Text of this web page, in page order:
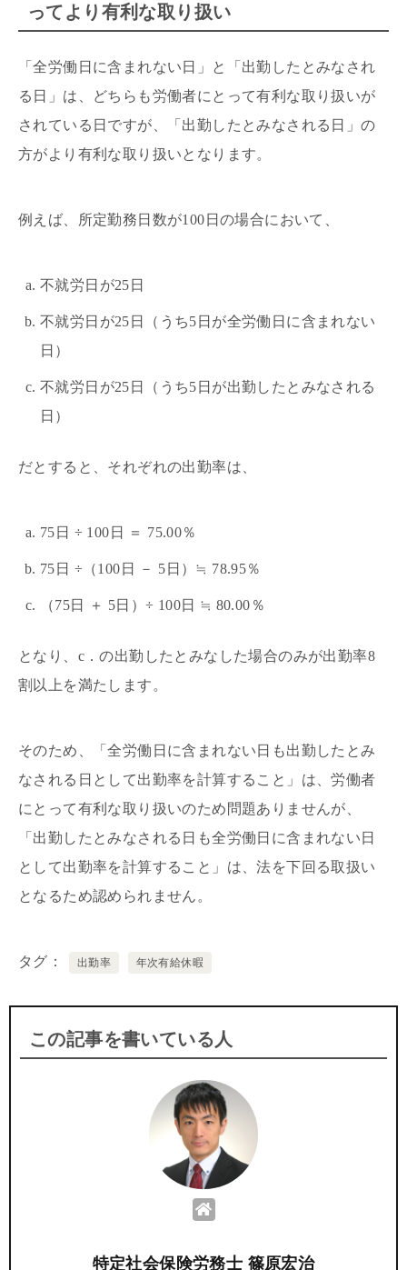
ってより有利な取り扱い
「全労働日に含まれない日」と「出勤したとみなされ
る日」は、どちらも労働者にとって有利な取り扱いが
されている日ですが、「出勤したとみなされる日」の
方がより有利な取り扱いとなります。
例えば、所定勤務日数が100日の場合において、
不就労日が25日
不就労日が25日（うち5日が全労働日に含まれない
日）
不就労日が25日（うち5日が出勤したとみなされる
日）
だとすると、それぞれの出勤率は、
75日 ÷ 100日 ＝ 75.00％
75日 ÷（100日 － 5日）≒ 78.95％
（75日 ＋ 5日）÷ 100日 ≒ 80.00％
となり、c．の出勤したとみなした場合のみが出勤率8
割以上を満たします。
そのため、「全労働日に含まれない日も出勤したとみ
なされる日として出勤率を計算すること」は、労働者
にとって有利な取り扱いのため問題ありませんが、
「出勤したとみなされる日も全労働日に含まれない日
として出勤率を計算すること」は、法を下回る取扱い
となるため認められません。
タグ 出勤率 年次有給休暇
この記事を書いている人
特定社会保険労務士 篠原宏治